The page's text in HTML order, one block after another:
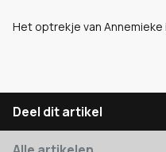
Het optrekje van
Deel dit artikel